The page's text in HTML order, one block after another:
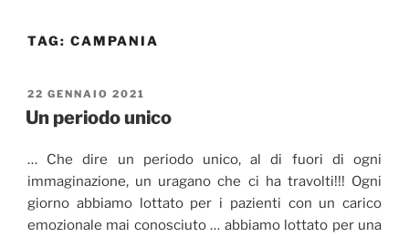
TAG: CAMPANIA
PUBBLICATO
IL
22 GENNAIO 2021
Un periodo unico
… Che dire un periodo unico, al di fuori di ogni
immaginazione, un uragano che ci ha travolti!!! Ogni
giorno abbiamo lottato per i pazienti con un carico
emozionale mai conosciuto … abbiamo lottato per una